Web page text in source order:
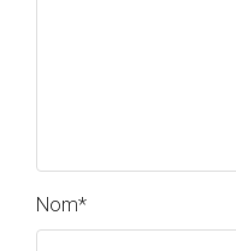
Nom*